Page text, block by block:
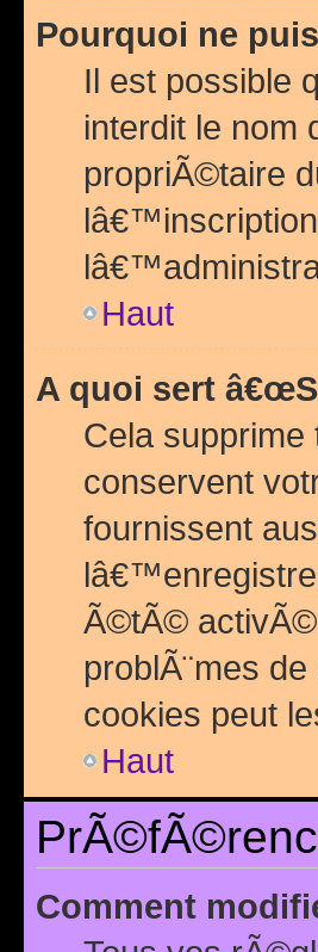
Pourquoi ne
Il est possible
interdit le nom
propriÃ©taire
Haut
A quoi sert
Cela
conservent
fournissent
Ã©tÃ©
problÃ¨mes
cookies peut
Haut
Comment